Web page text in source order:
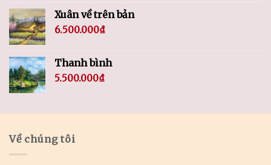
Xuân về trên bản
6.500.000₫
Thanh bình
5.500.000₫
Về chúng tôi